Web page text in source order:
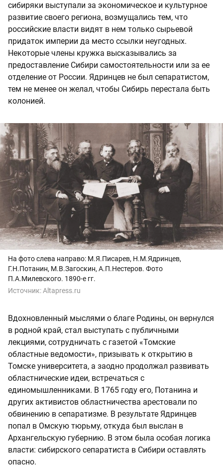
сибиряки выступали за экономическое и культурное
развитие своего региона, возмущались тем, что
российские власти видят в нем только сырьевой
придаток империи да место ссылки неугодных.
Некоторые члены кружка высказывались за
предоставление Сибири самостоятельности или за ее
отделение от России. Ядринцев не был сепаратистом,
тем не менее он желал, чтобы Сибирь перестала быть
колонией.
На фото слева направо: М.Я.Писарев, Н.М.Ядринцев,
Г.Н.Потанин, М.В.Загоскин, А.П.Нестеров. Фото
П.А.Милевского. 1890-е гг.
Источник:Altapress.ru
Вдохновленный мыслями о благе Родины, он вернулся
в родной край, стал выступать с публичными
лекциями, сотрудничать с газетой «Томские
областные ведомости», призывать к открытию в
Томске университета, а заодно продолжал развивать
областнические идеи, встречаться с
единомышленниками. В 1765 году его, Потанина и
других активистов областничества арестовали по
обвинению в сепаратизме. В результате Ядринцев
попал в Омскую тюрьму, откуда был выслан в
Архангельскую губернию. В этом была особая логика
власти: сибирского сепаратиста в Сибири оставлять
опасно.